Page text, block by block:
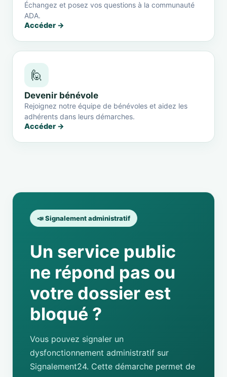
Échangez et posez vos questions à la communauté
ADA.
Accéder →
🙋
Devenir bénévole
Rejoignez notre équipe de bénévoles et aidez les
adhérents dans leurs démarches.
Accéder →
📣 Signalement administratif
Un service public
ne répond pas ou
votre dossier est
bloqué ?
Vous pouvez signaler un
dysfonctionnement administratif sur
Signalement24. Cette démarche permet de